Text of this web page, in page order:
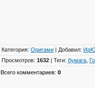
Категория: Оригами | Добавил:
Просмотров: 1632 | Теги: бумага
Всего комментариев: 0